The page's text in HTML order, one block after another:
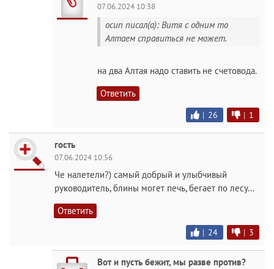
07.06.2024 10:38
осип писал(а): Витя с одним то
Алтаем справиться не может.
на два Алтая надо ставить не счетовода.
Ответить
| 26 | 1
гость
07.06.2024 10:56
Че налетели?) самый добрый и улыбчивый
руководитель, блины могет печь, бегает по лесу...
Ответить
| 24 | 3
Вот и пусть бежит, мы разве против?